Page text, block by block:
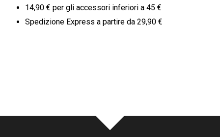
14,90 € per gli accessori inferiori a 45 €
Spedizione Express a partire da 29,90 €